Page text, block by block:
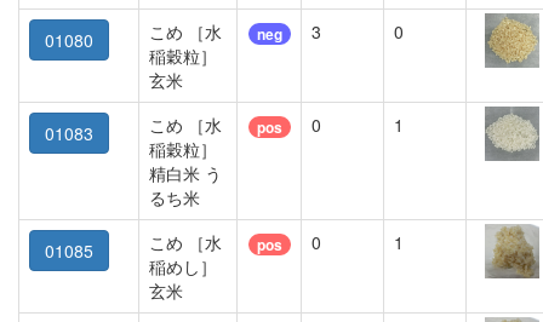
01080
こめ ［水
稲穀粒］
玄米
neg 3 0
01083
こめ ［水
稲穀粒］
精白米 う
るち米
pos 0 1
01085
こめ ［水
稲めし］
玄米
pos 0 1